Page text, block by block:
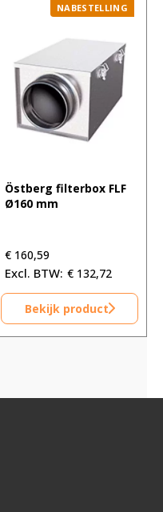
NABESTELLING
Östberg filterbox FLF
Ø160 mm
€ 160,59
€ 132,72
Bekijk product